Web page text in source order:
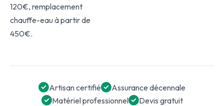
120€, remplacement
chauffe-eau à partir de
450€.
Artisan certifié
Assurance décennale
Matériel professionnel
Devis gratuit